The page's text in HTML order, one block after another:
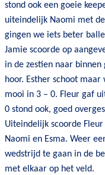
stond ook een goeie
uiteindelijk Naomi met
gingen we iets beter
Jamie scoorde op
in de zestien naar binnen
hoor. Esther schoot
mooi in 3 – 0. Fleur gaf
0 stond ook, goed
Uiteindelijk scoorde
Naomi en Esma. Weer
wedstrijd te gaan in de
met elkaar op het veld.